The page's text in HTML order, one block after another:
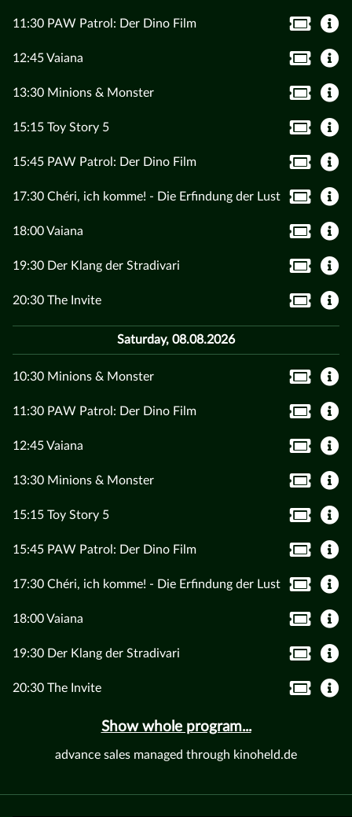
11:30 PAW Patrol: Der Dino Film
12:45 Vaiana
13:30 Minions & Monster
15:15 Toy Story 5
15:45 PAW Patrol: Der Dino Film
17:30 Chéri, ich komme! - Die Erfindung der Lust
18:00 Vaiana
19:30 Der Klang der Stradivari
20:30 The Invite
Saturday, 08.08.2026
10:30 Minions & Monster
11:30 PAW Patrol: Der Dino Film
12:45 Vaiana
13:30 Minions & Monster
15:15 Toy Story 5
15:45 PAW Patrol: Der Dino Film
17:30 Chéri, ich komme! - Die Erfindung der Lust
18:00 Vaiana
19:30 Der Klang der Stradivari
20:30 The Invite
Show whole program...
advance sales managed through kinoheld.de